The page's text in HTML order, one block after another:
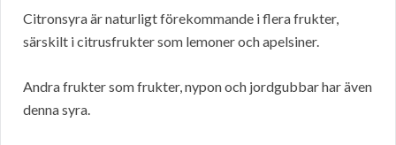
Citronsyra är naturligt förekommande i flera frukter,
särskilt i citrusfrukter som lemoner och apelsiner.
Andra frukter som frukter, nypon och jordgubbar har även
denna syra.